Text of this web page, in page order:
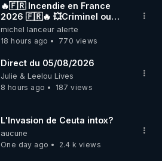
🔥🇫🇷 Incendie en France
2026 🇫🇷🔥 💥Criminel ou
coincidence naturelle?💥
@NostraDamoucho
michel lanceur alerte
18 hours ago
770 views
Direct du 05/08/2026
Julie & Leelou Lives
8 hours ago
187 views
L'Invasion de Ceuta intox?
aucune
One day ago
2.4 k views